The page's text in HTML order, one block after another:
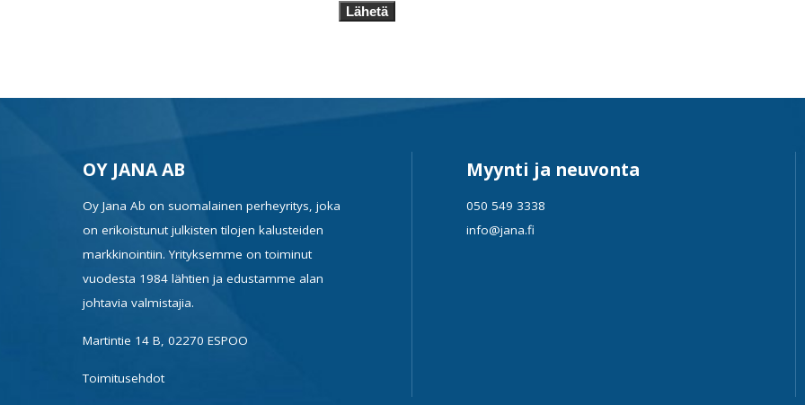
Lähetä
OY JANA AB
Oy Jana Ab on suomalainen perheyritys, joka
on erikoistunut julkisten tilojen kalusteiden
markkinointiin. Yrityksemme on toiminut
vuodesta 1984 lähtien ja edustamme alan
johtavia valmistajia.
Martintie 14 B, 02270 ESPOO
Toimitusehdot
Myynti ja neuvonta
050 549 3338
info@jana.fi